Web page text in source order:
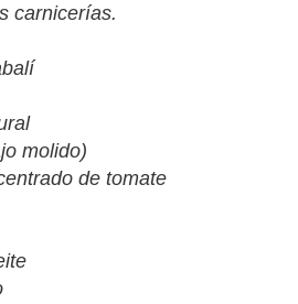
carnicerías.
molido)
de tomate